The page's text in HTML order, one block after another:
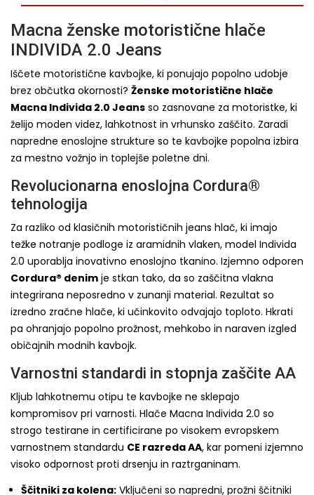
Macna ženske motoristične hlače
INDIVIDA 2.0 Jeans
Iščete motoristične kavbojke, ki ponujajo popolno udobje
brez občutka okornosti? Ženske motoristične hlače
Macna Individa 2.0 Jeans so zasnovane za motoristke, ki
želijo moden videz, lahkotnost in vrhunsko zaščito. Zaradi
napredne enoslojne strukture so te kavbojke popolna izbira
za mestno vožnjo in toplejše poletne dni.
Revolucionarna enoslojna Cordura®
tehnologija
Za razliko od klasičnih motorističnih jeans hlač, ki imajo
težke notranje podloge iz aramidnih vlaken, model Individa
2.0 uporablja inovativno enoslojno tkanino. Izjemno odporen
Cordura® denim je stkan tako, da so zaščitna vlakna
integrirana neposredno v zunanji material. Rezultat so
izredno zračne hlače, ki učinkovito odvajajo toploto. Hkrati
pa ohranjajo popolno prožnost, mehkobo in naraven izgled
običajnih modnih kavbojk.
Varnostni standardi in stopnja zaščite AA
Kljub lahkotnemu otipu te kavbojke ne sklepajo
kompromisov pri varnosti. Hlače Macna Individa 2.0 so
strogo testirane in certificirane po visokem evropskem
varnostnem standardu CE razreda AA, kar pomeni izjemno
visoko odpornost proti drsenju in raztrganinam.
Ščitniki za kolena: Vključeni so napredni, prožni ščitniki